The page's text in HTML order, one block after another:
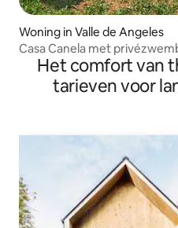
Woning in Valle de Angeles
Casa Canela met
Het comfort van
tarieven voor